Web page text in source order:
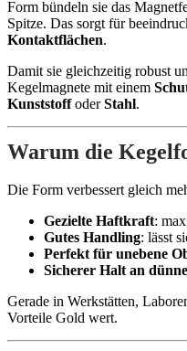
Form bündeln sie das
Spitze. Das sorgt für
Kontaktflächen.
Damit sie gleichzeitig robust
Kegelmagnete mit einem
KunststoffoderStahl.
Warum die
Die Form verbessert gleich
Gezielte Haftkraft:
Gutes Handling: lässt
Perfekt für unebene
Sicherer Halt an
Gerade in Werkstätten,
Vorteile Gold wert.